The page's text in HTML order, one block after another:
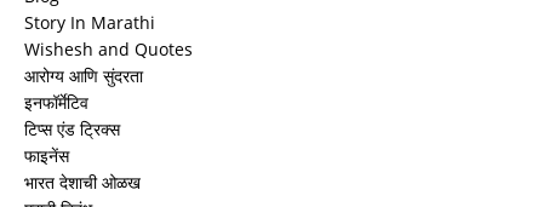
Story In Marathi
Wishesh and Quotes
आरोग्य आणि सुंदरता
इनफॉर्मेटिव
टिप्स एंड ट्रिक्स
फाइनेंस
भारत देशाची ओळख